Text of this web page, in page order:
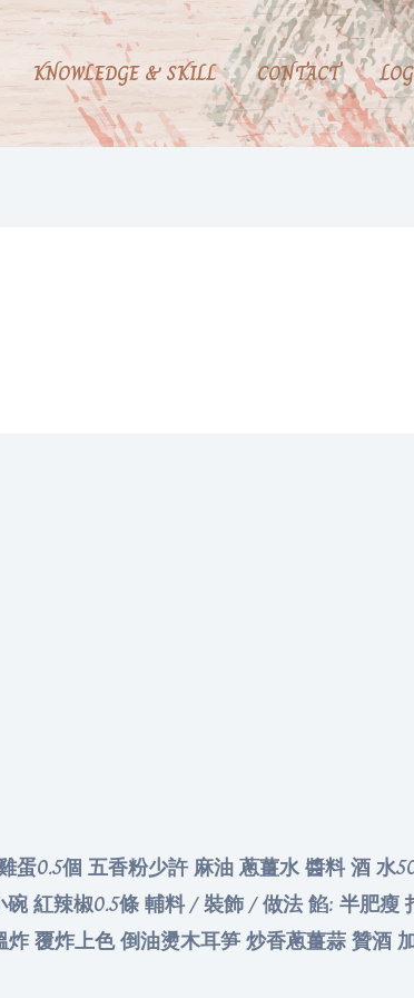
KNOWLEDGE & SKILL CONTACT
蛋0.5個 五香粉少許 麻油 蔥薑水 醬料 酒 水
紅辣椒0.5條 輔料 / 裝飾 / 做法 餡: 半肥瘦
覆炸上色 倒油燙木耳笋 炒香蔥薑蒜 贊酒